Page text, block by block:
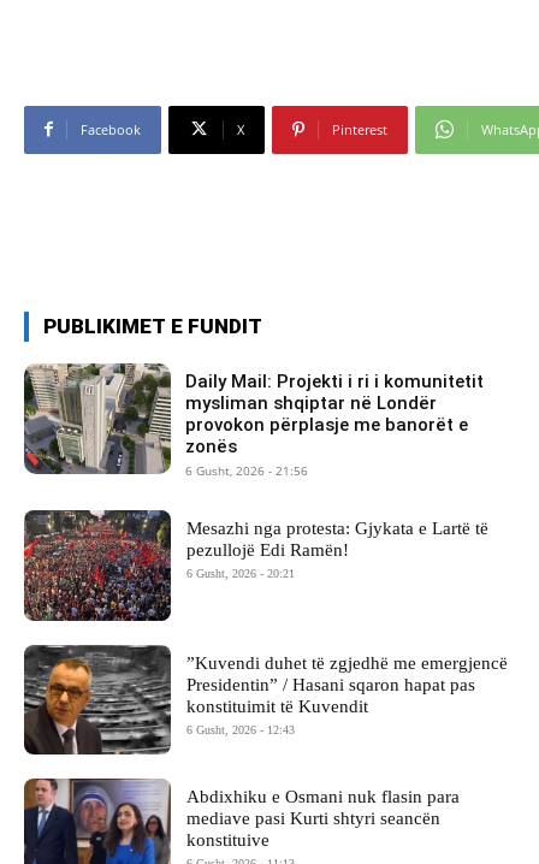
Facebook X Pinterest
PUBLIKIMET E FUNDIT
Daily Mail: Projekti i ri i komunitetit
mysliman shqiptar në Londër
provokon përplasje me banorët e
zonës
6 Gusht, 2026 - 21:56
Mesazhi nga protesta: Gjykata e Lartë të
pezullojë Edi Ramën!
6 Gusht, 2026 - 20:21
​”Kuvendi duhet të zgjedhë me emergjencë
Presidentin” / Hasani sqaron hapat pas
konstituimit të Kuvendit
6 Gusht, 2026 - 12:43
Abdixhiku e Osmani nuk flasin para
mediave pasi Kurti shtyri seancën
konstituive